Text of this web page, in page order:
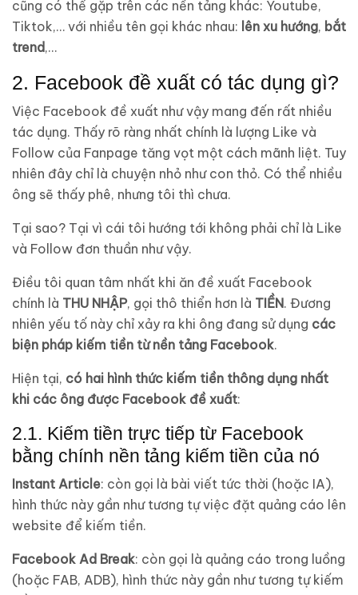
cũng có thể gặp trên các nền tảng khác: Youtube,
Tiktok,… với nhiều tên gọi khác nhau: lên xu hướng, bắt
trend,…
2. Facebook đề xuất có tác dụng gì?
Việc Facebook đề xuất như vậy mang đến rất nhiều
tác dụng. Thấy rõ ràng nhất chính là lượng Like và
Follow của Fanpage tăng vọt một cách mãnh liệt. Tuy
nhiên đây chỉ là chuyện nhỏ như con thỏ. Có thể nhiều
ông sẽ thấy phê, nhưng tôi thì chưa.
Tại sao? Tại vì cái tôi hướng tới không phải chỉ là Like
và Follow đơn thuần như vậy.
Điều tôi quan tâm nhất khi ăn đề xuất Facebook
chính là THU NHẬP, gọi thô thiển hơn là TIỀN. Đương
nhiên yếu tố này chỉ xảy ra khi ông đang sử dụng các
biện pháp kiếm tiền từ nền tảng Facebook.
Hiện tại, có hai hình thức kiếm tiền thông dụng nhất
khi các ông được Facebook đề xuất:
2.1. Kiếm tiền trực tiếp từ Facebook
bằng chính nền tảng kiếm tiền của nó
Instant Article: còn gọi là bài viết tức thời (hoặc IA),
hình thức này gần như tương tự việc đặt quảng cáo lên
website để kiếm tiền.
Facebook Ad Break: còn gọi là quảng cáo trong luồng
(hoặc FAB, ADB), hình thức này gần như tương tự kiếm